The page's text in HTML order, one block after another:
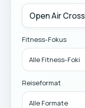
Fitness-Fokus
Alle Fitness-Foki
Reiseformat
Alle Formate